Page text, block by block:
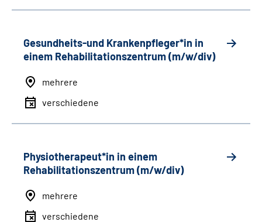
Gesundheits-und Krankenpfleger*in in
einem Rehabilitationszentrum (m/w/div)
mehrere
verschiedene
Physiotherapeut*in in einem
Rehabilitationszentrum (m/w/div)
mehrere
verschiedene